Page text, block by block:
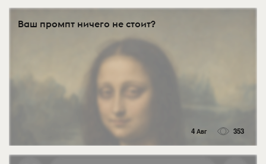
Ваш промпт ничего не стоит?
4 Авг 353